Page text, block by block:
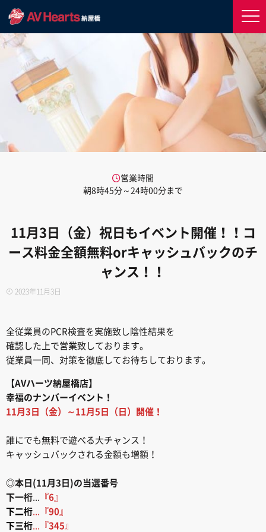
営業時間
朝8時45分～24時00分まで
11月3日（金）祝日もイベント開催！！コ
ース料金全額無料orキャッシュバックのチ
ャンス！！
2023年11月3日
全従業員のPCR検査を実施致し陰性結果を
確認した上で営業致しております。
従業員一同、対策を徹底してお待ちしております。
【AVハーツ納屋橋店】
幸福のナンバーイベント！
11月3日（金）～11月5日（日）開催！
誰にでも無料で遊べる大チャンス！
キャッシュバックされる金額も増額！
◎本日(11月3日)の当選番号
下一桁... 『6 』
下二桁...『90 』
下三桁...『345 』